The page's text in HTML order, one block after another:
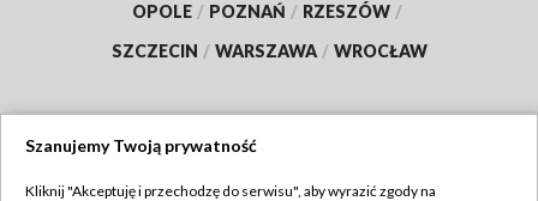
OPOLE / POZNAŃ / RZESZÓW /
SZCZECIN / WARSZAWA / WROCŁAW
Szanujemy Twoją prywatność
Kliknij "Akceptuję i przechodzę do serwisu", aby wyrazić zgody na